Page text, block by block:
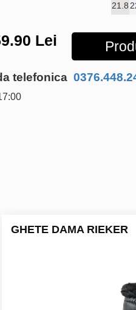
21.8
Lei
telefonica
GHETE DAMA RIEKER